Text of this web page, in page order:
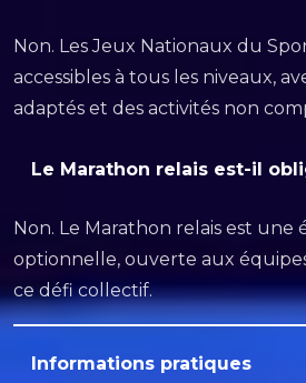
Non. Les Jeux Nationaux du
accessibles à tous les niveaux,
adaptés et des activités non
Le Marathon relais est-il
Non. Le Marathon relais est une
optionnelle, ouverte aux
ce défi collectif.
Informations pratiques